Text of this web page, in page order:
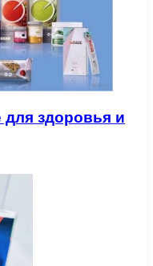
для здоровья и